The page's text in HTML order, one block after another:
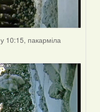
10:15, пакарміла